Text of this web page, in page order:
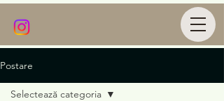
Postare
Selectează categoria